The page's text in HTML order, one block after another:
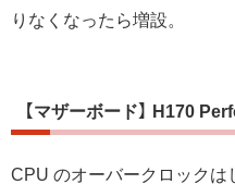
りなくなったら増設。
【マザーボード】 H170
CPU のオーバークロックは